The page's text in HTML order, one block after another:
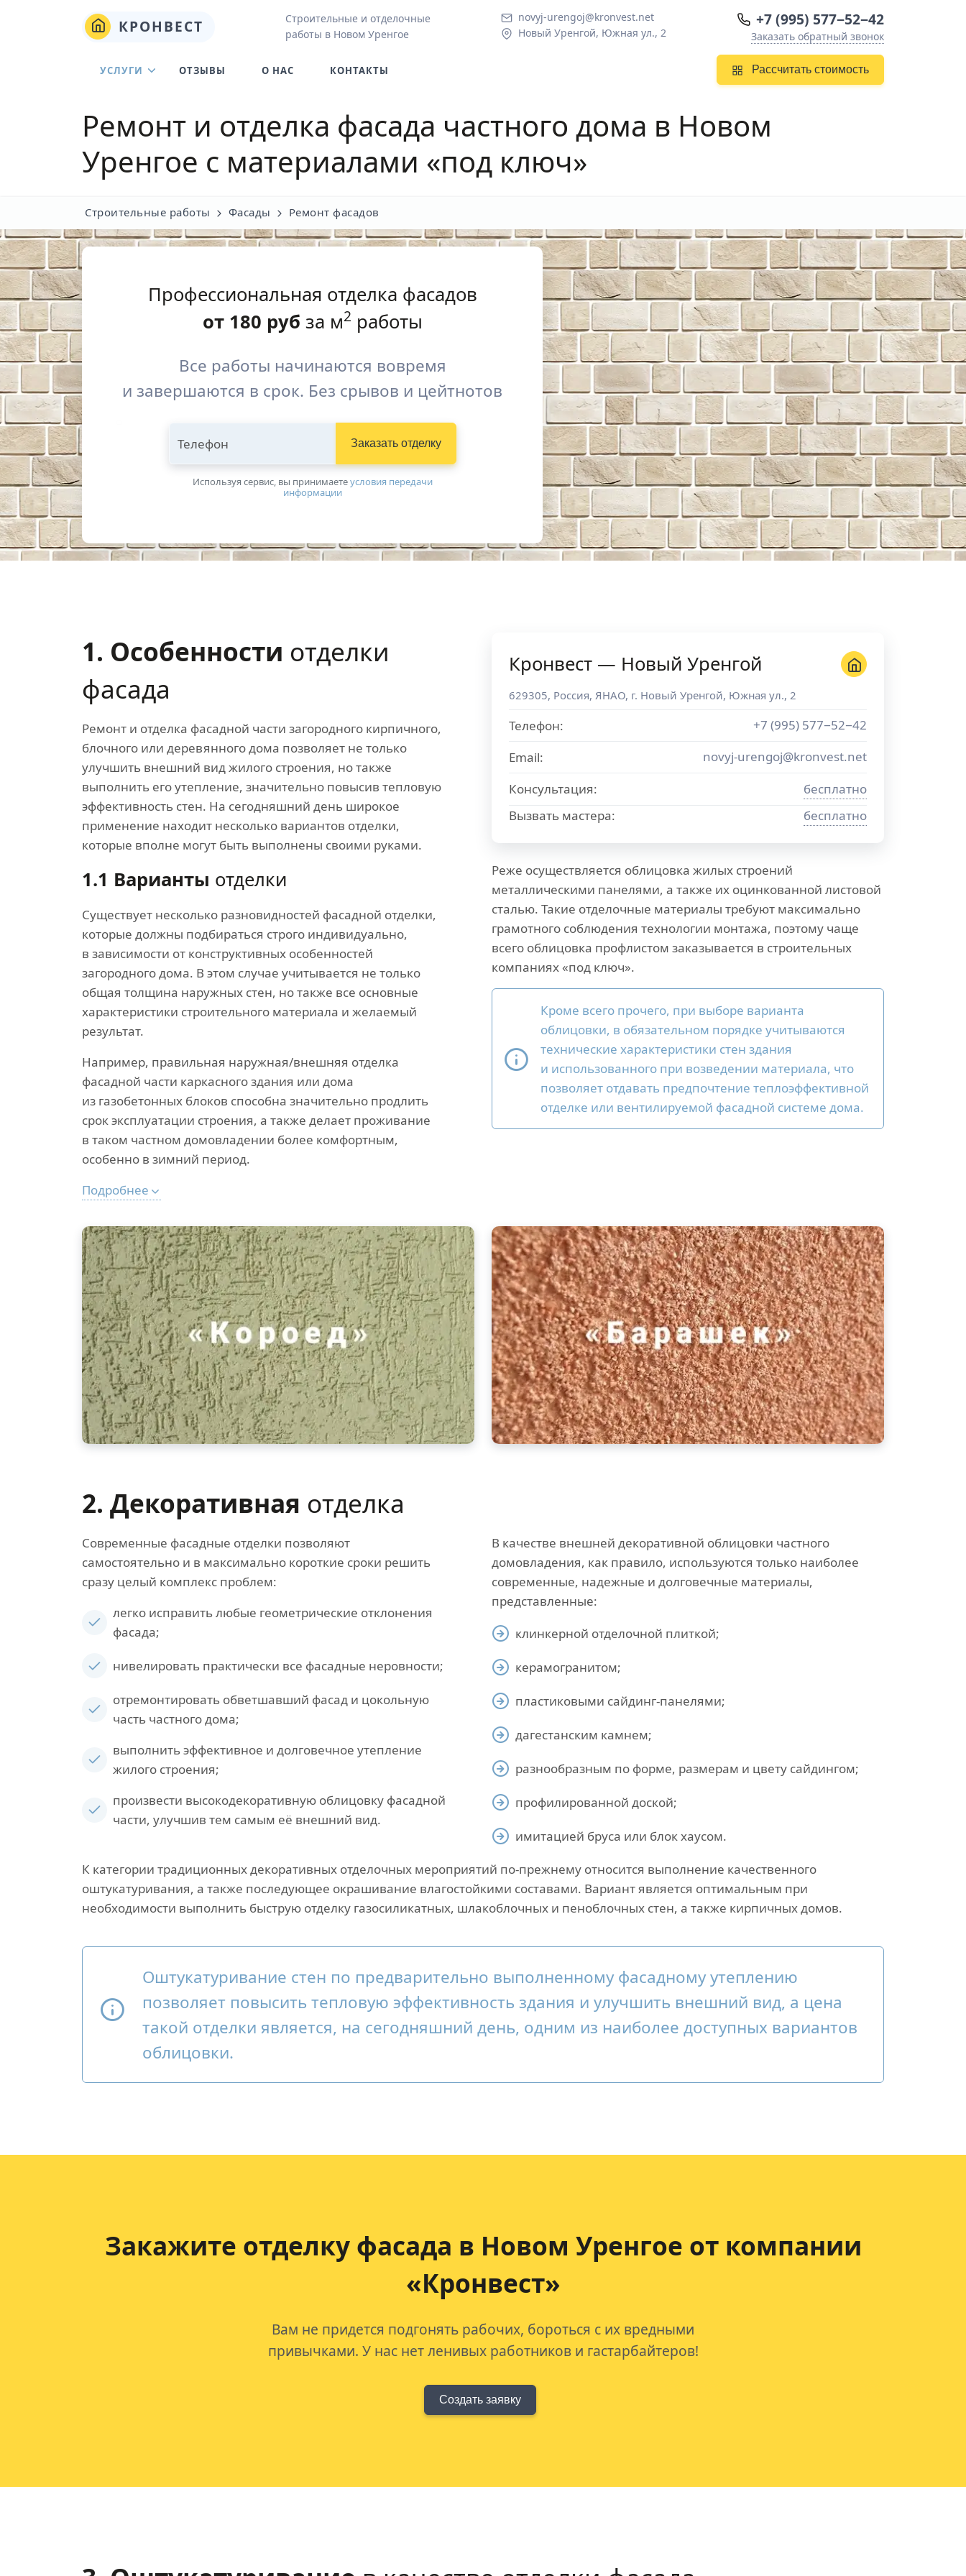
КРОНВЕСТ
Строительные и отделочные
работы в Новом Уренгое
novyj-urengoj@kronvest.net
Новый Уренгой, Южная ул., 2
+7 (995) 577−52−42
Заказать обратный звонок
Рассчитать стоимость
УСЛУГИ ОТЗЫВЫ О НАС КОНТАКТЫ
Ремонт и отделка фасада частного дома в Новом
Уренгое с материалами «под ключ»
Строительные работы Фасады Ремонт фасадов
Профессиональная отделка фасадов
от 180 руб за м2 работы
Все работы начинаются вовремя
и завершаются в срок. Без срывов и цейтнотов
Телефон Заказатьотделку
Используя сервис, вы принимаетeусловия передачи
информации
1. Особенности отделки
фасада
Ремонт и отделка фасадной части загородного кирпичного,
блочного или деревянного дома позволяет не только
улучшить внешний вид жилого строения, но также
выполнить его утепление, значительно повысив тепловую
эффективность стен. На сегодняшний день широкое
применение находит несколько вариантов отделки,
которые вполне могут быть выполнены своими руками.
1.1 Варианты отделки
Существует несколько разновидностей фасадной отделки,
которые должны подбираться строго индивидуально,
в зависимости от конструктивных особенностей
загородного дома. В этом случае учитывается не только
общая толщина наружных стен, но также все основные
характеристики строительного материала и желаемый
результат.
Например, правильная наружная/внешняя отделка
фасадной части каркасного здания или дома
из газобетонных блоков способна значительно продлить
срок эксплуатации строения, а также делает проживание
в таком частном домовладении более комфортным,
особенно в зимний период.
Подробнее
Кронвест — Новый Уренгой
629305, Россия, ЯНАО, г. Новый Уренгой, Южная ул., 2
Телефон:
+7 (995) 577−52−42
Email:
novyj-urengoj@kronvest.net
Консультация:
бесплатно
Вызвать мастера:
бесплатно
Реже осуществляется облицовка жилых строений
металлическими панелями, а также их оцинкованной листовой
сталью. Такие отделочные материалы требуют максимально
грамотного соблюдения технологии монтажа, поэтому чаще
всего облицовка профлистом заказывается в строительных
компаниях «под ключ».
Кроме всего прочего, при выборе варианта
облицовки, в обязательном порядке учитываются
технические характеристики стен здания
и использованного при возведении материала, что
позволяет отдавать предпочтение теплоэффективной
отделке или вентилируемой фасадной системе дома.
2. Декоративная отделка
Современные фасадные отделки позволяют
самостоятельно и в максимально короткие сроки решить
сразу целый комплекс проблем:
легко исправить любые геометрические отклонения
фасада;
нивелировать практически все фасадные неровности;
отремонтировать обветшавший фасад и цокольную
часть частного дома;
выполнить эффективное и долговечное утепление
жилого строения;
произвести высокодекоративную облицовку фасадной
части, улучшив тем самым её внешний вид.
В качестве внешней декоративной облицовки частного
домовладения, как правило, используются только наиболее
современные, надежные и долговечные материалы,
представленные:
клинкерной отделочной плиткой;
керамогранитом;
пластиковыми сайдинг-панелями;
дагестанским камнем;
разнообразным по форме, размерам и цвету сайдингом;
профилированной доской;
имитацией бруса или блок хаусом.
К категории традиционных декоративных отделочных мероприятий по-прежнему относится выполнение качественного
оштукатуривания, а также последующее окрашивание влагостойкими составами. Вариант является оптимальным при
необходимости выполнить быструю отделку газосиликатных, шлакоблочных и пеноблочных стен, а также кирпичных домов.
Оштукатуривание стен по предварительно выполненному фасадному утеплению
позволяет повысить тепловую эффективность здания и улучшить внешний вид, а цена
такой отделки является, на сегодняшний день, одним из наиболее доступных вариантов
облицовки.
Закажите отделку фасада в Новом Уренгое от компании
«Кронвест»
Вам не придется подгонять рабочих, бороться с их вредными
привычками. У нас нет ленивых работников и гастарбайтеров!
Создать заявку